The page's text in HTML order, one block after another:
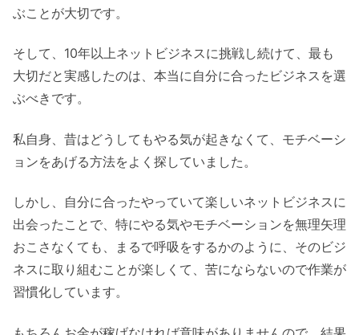
ぶことが大切です。
そして、10年以上ネットビジネスに挑戦し続けて、最も
大切だと実感したのは、本当に自分に合ったビジネスを選
ぶべきです。
私自身、昔はどうしてもやる気が起きなくて、モチベーシ
ョンをあげる方法をよく探していました。
しかし、自分に合ったやっていて楽しいネットビジネスに
出会ったことで、特にやる気やモチベーションを無理矢理
おこさなくても、まるで呼吸をするかのように、そのビジ
ネスに取り組むことが楽しくて、苦にならないので作業が
習慣化しています。